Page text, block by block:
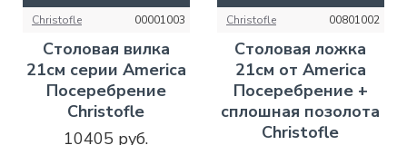
Christofle 00001003
Столовая вилка
21см серии America
Посеребрение
Christofle
10405 руб.
Christofle 00801002
Столовая ложка
21см от America
Посеребрение +
сплошная позолота
Christofle